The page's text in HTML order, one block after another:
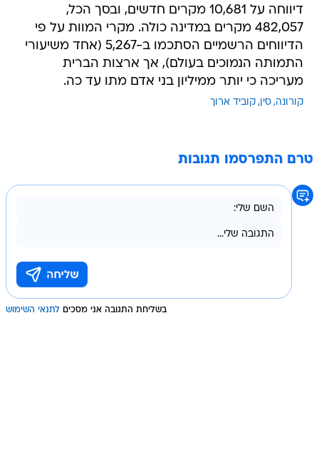
דיווחה על 10,681 מקרים חדשים, ובסך הכל,
482,057 מקרים במדינה כולה. מקרי המוות על פי
הדיווחים הרשמיים הסתכמו ב-5,267 (אחד משיעורי
התמותה הנמוכים בעולם), אך ארצות הברית
מעריכה כי יותר ממיליון בני אדם מתו עד כה.
קורונה סין קוביד ארוך
טרם התפרסמו תגובות
בשליחת התגובה אני מסכים לתנאי השימוש